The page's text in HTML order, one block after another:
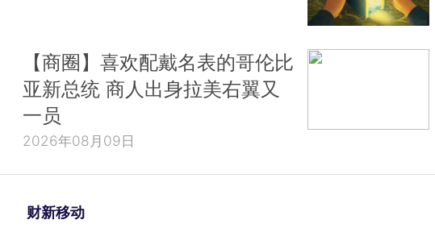
【商圈】喜欢配戴名表的哥伦比
亚新总统 商人出身拉美右翼又
一员
2026年08月09日
财新移动